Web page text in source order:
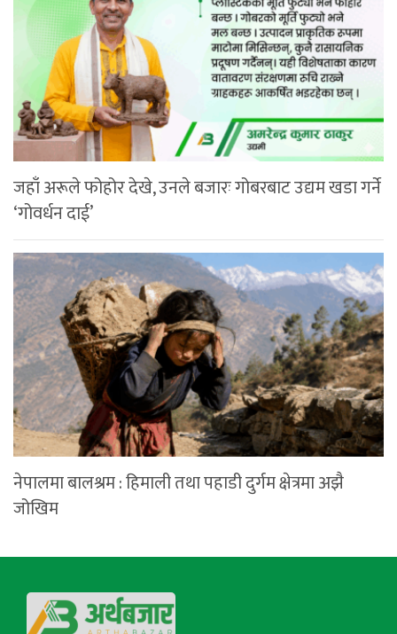
जहाँ अरूले फोहोर देखे, उनले बजारः गोबरबाट उद्यम खडा गर्ने
‘गोवर्धन दाई’
नेपालमा बालश्रम : हिमाली तथा पहाडी दुर्गम क्षेत्रमा अझै
जोखिम